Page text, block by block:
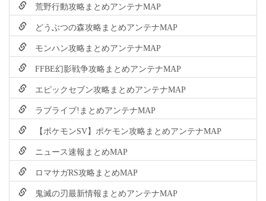
荒野行動攻略まとめアンテナMAP
どうぶつの森攻略まとめアンテナMAP
モンハン攻略まとめアンテナMAP
FFBE幻影戦争攻略まとめアンテナMAP
エピックセブン攻略まとめアンテナMAP
ラブライブ!まとめアンテナMAP
【ポケモンSV】ポケモン攻略まとめアンテナMAP
ニュース速報まとめMAP
ロマサガRS攻略まとめMAP
鬼滅の刃最新情報まとめアンテナMAP